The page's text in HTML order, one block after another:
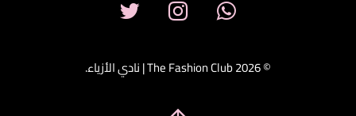
© 2026 The Fashion Club | نادي الأزياء.